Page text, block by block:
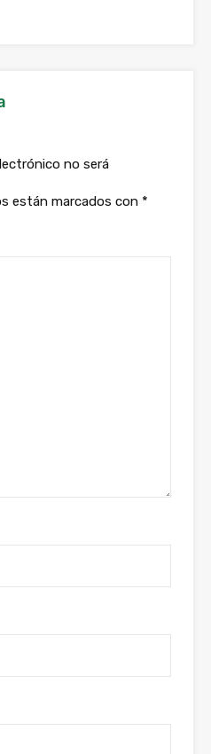
no será
están marcados con *